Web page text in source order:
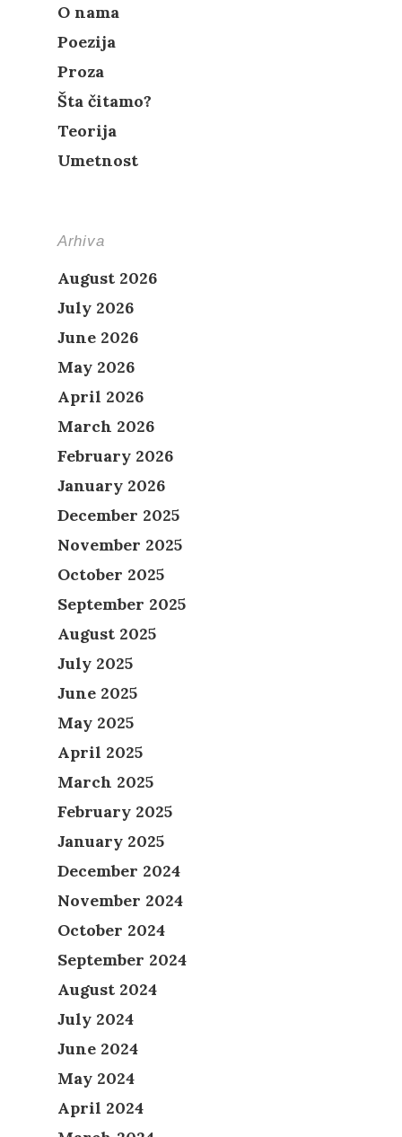
O nama
Poezija
Proza
Šta čitamo?
Teorija
Umetnost
Arhiva
August 2026
July 2026
June 2026
May 2026
April 2026
March 2026
February 2026
January 2026
December 2025
November 2025
October 2025
September 2025
August 2025
July 2025
June 2025
May 2025
April 2025
March 2025
February 2025
January 2025
December 2024
November 2024
October 2024
September 2024
August 2024
July 2024
June 2024
May 2024
April 2024